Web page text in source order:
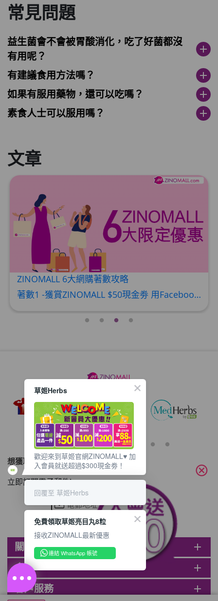
常見問題
益生菌會不會被胃酸消化，吃了好菌都沒
有用呢？
add
有建議食用方法嗎？ add
如果有服用藥物，還可以吃嗎？ add
素食人士可以服用嗎？ add
文章
6大網購著數攻略
著數1 -獲賞ZINOMALL $50現金劵 用Facebook或Email 成功登記做ZINOMALL網購會員，$50現金劵會自動加入閣下ZINOMALL的賬戶，單次購物滿$350，網上付款時即可使用$50優惠劵，只可使用一次。 著數2- 新會員購物滿$680(折實)即減$80, 再送豐富迎新禮物 【迎新禮物優惠劵】會自動加入閣下ZINOMALL的賬戶，新會員單次購物滿$680(折實)，網上付款時使用優惠劵，即減$80及送神秘迎新禮物。 著數3- 新會員購物滿$1088(折實)即減$150, 再送
劑師：醫
想獲取最新的優惠資訊？
立即訂閱電子郵件!
關於ZINOMALL add
會員 add
客戶服務 add
cancel
草姬Herbs
歡迎來到草姬官網ZINOMALL♥️ 加
入會員就送超過$300現金劵！
回覆至 草姬Herbs
免費領取草姬亮目丸8粒
接收ZINOMALL最新優惠
連結 WhatsApp 帳號